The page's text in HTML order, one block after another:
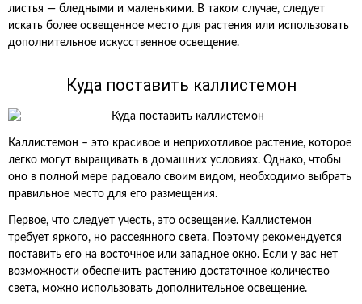
листья — бледными и маленькими. В таком случае, следует
искать более освещенное место для растения или использовать
дополнительное искусственное освещение.
Куда поставить каллистемон
Каллистемон – это красивое и неприхотливое растение, которое
легко могут выращивать в домашних условиях. Однако, чтобы
оно в полной мере радовало своим видом, необходимо выбрать
правильное место для его размещения.
Первое, что следует учесть, это освещение. Каллистемон
требует яркого, но рассеянного света. Поэтому рекомендуется
поставить его на восточное или западное окно. Если у вас нет
возможности обеспечить растению достаточное количество
света, можно использовать дополнительное освещение.